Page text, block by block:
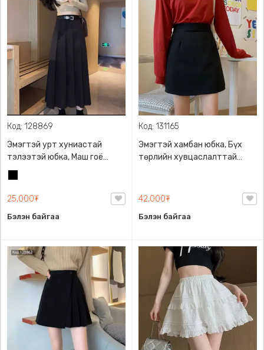
Код: 128869
Эмэгтэй урт хуниастай
тэлээтэй юбка, Маш гоё
материалтай
25,000₮
Бэлэн байгаа
Код: 131165
Эмэгтэй хамбан юбка, Бүх
төрлийн хувцаслалттай
42,000₮
Бэлэн байгаа